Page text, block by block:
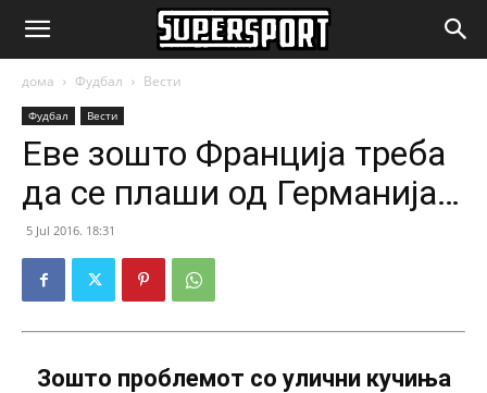
SuperSport.mk
дома Фудбал Вести
Фудбал Вести
Еве зошто Франција треба
да се плаши од Германија…
5 Jul 2016. 18:31
Зошто проблемот со улични кучиња